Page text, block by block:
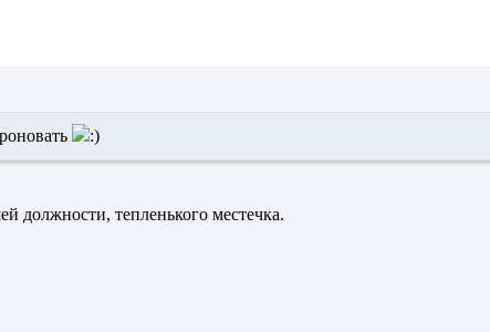
должности, тепленького местечка.